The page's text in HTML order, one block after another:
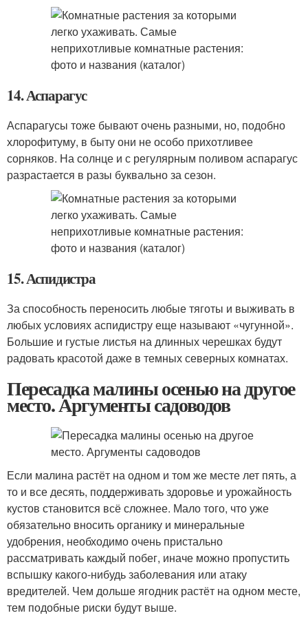
14. Аспарагус
Аспарагусы тоже бывают очень разными, но, подобно
хлорофитуму, в быту они не особо прихотливее
сорняков. На солнце и с регулярным поливом аспарагус
разрастается в разы буквально за сезон.
15. Аспидистра
За способность переносить любые тяготы и выживать в
любых условиях аспидистру еще называют «чугунной».
Большие и густые листья на длинных черешках будут
радовать красотой даже в темных северных комнатах.
Пересадка малины осенью на другое
место. Аргументы садоводов
Если малина растёт на одном и том же месте лет пять, а
то и все десять, поддерживать здоровье и урожайность
кустов становится всё сложнее. Мало того, что уже
обязательно вносить органику и минеральные
удобрения, необходимо очень пристально
рассматривать каждый побег, иначе можно пропустить
вспышку какого-нибудь заболевания или атаку
вредителей. Чем дольше ягодник растёт на одном месте,
тем подобные риски будут выше.